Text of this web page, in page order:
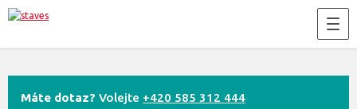
Máte dotaz? Volejte +420 585 312 444